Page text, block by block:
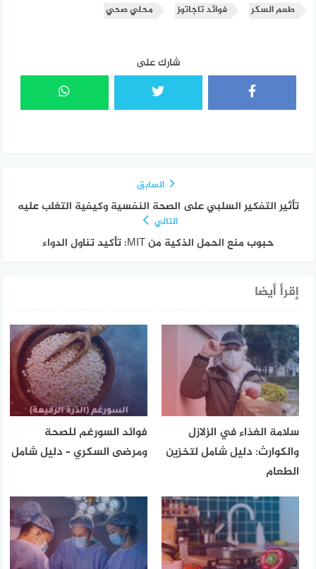
طعم السكر
فوائد تاجاتوز محلي صحي
شارك على
السابق
تأثير التفكير السلبي على الصحة النفسية وكيفية التغلب عليه
التالي
حبوب منع الحمل الذكية من MIT: تأكيد تناول الدواء
إقرأ أيضا
سلامة الغذاء في الزلازل
والكوارث: دليل شامل لتخزين
الطعام
فوائد السورغم للصحة
ومرضى السكري – دليل شامل